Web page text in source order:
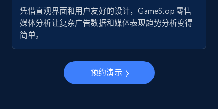
URL, Final price, Sku, Currency, Gtin,
Specifications, Image urls, Top reviews, and
more.
875+ 立即开始
凭借直观界面和用户友好的设计，GameStop 零售
媒体分析让复杂广告数据和媒体表现趋势分析变得
简单。
预约演示